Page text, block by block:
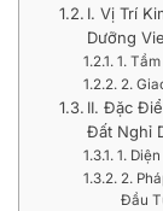
I. Vị Trí
Dưỡng
1.
2.
II. Đặc
Đất Nghỉ
1.
2.
Đầu